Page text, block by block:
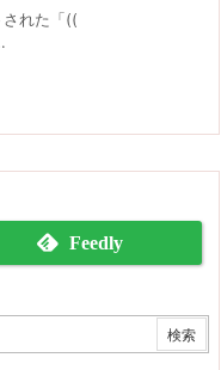
れた「((
Feedly